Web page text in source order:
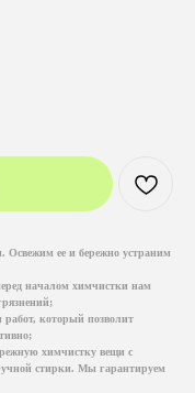
ее и бережно устраним
началом химчистки нам
который позволит
химчистку вещи с
стирки. Мы гарантируем